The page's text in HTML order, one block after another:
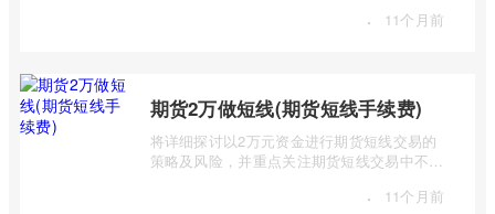
· 11个月前
期货2万做短线(期货短线手续费)
将详细探讨以2万元资金进行期货短线交易的
策略及风险，并重点关注期货短线交易中不可
· 11个月前